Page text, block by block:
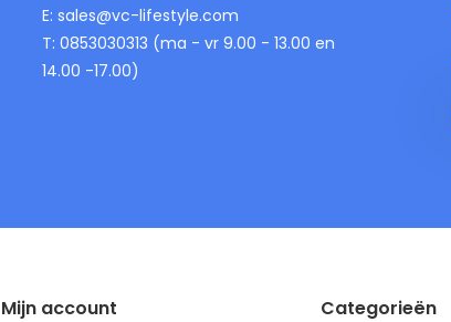
E: sales@vc-lifestyle.com
T: 0853030313 (ma - vr 9.00 - 13.00 en
14.00 -17.00)
Mijn account Categorieën